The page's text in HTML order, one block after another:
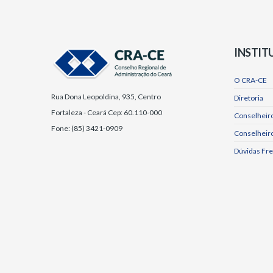
Rua Dona Leopoldina, 935, Centro
Fortaleza - Ceará Cep: 60.110-000
Fone: (85) 3421-0909
O CRA-CE
Diretoria
Dúvidas